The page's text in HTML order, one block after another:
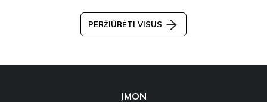
PERŽIŪRĖTI VISUS
ĮMON